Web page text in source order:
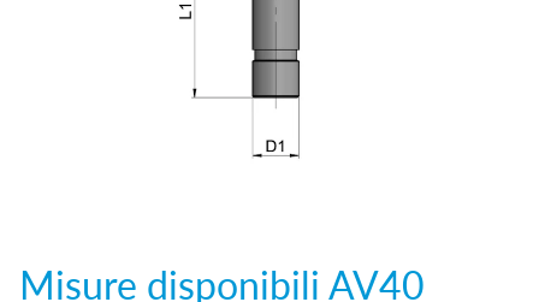
Misure disponibiliAV40